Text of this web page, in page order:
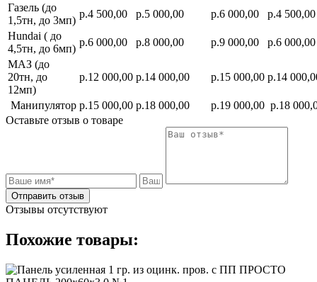
Газель (до
1,5тн, до 3мп)
р.4 500,00 р.5 000,00 р.6 000,00
р.4 500,00
Hundai ( до
4,5тн, до 6мп)
р.6 000,00 р.8 000,00 р.9 000,00
р.6 000,00
МАЗ (до
20тн, до
12мп)
р.12 000,00 р.14 000,00 р.15 000,00 р.14
Манипулятор р.15 000,00 р.18 000,00 р.19 000,00 р.18
Оставьте отзыв о товаре
Отправить отзыв
Отзывы отсутствуют
Похожие товары: